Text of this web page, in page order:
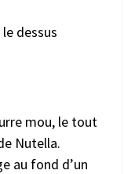
dessus
mou, le tout
Nutella.
au fond d’un